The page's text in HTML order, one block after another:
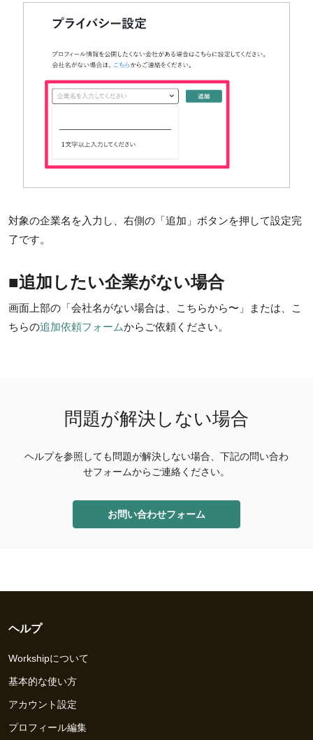
対象の企業名を入力し、右側の「追加」ボタンを押して設定完
了です。
■追加したい企業がない場合
画面上部の「会社名がない場合は、こちらから〜」または、こ
ちらの追加依頼フォームからご依頼ください。
問題が解決しない場合
ヘルプを参照しても問題が解決しない場合、下記の問い合わ
せフォームからご連絡ください。
お問い合わせフォーム
ヘルプ
Workshipについて
基本的な使い方
アカウント設定
プロフィール編集